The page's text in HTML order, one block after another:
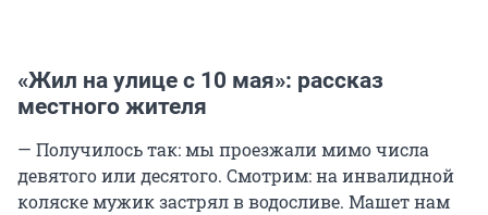
«Жил на улице с 10 мая»: рассказ
местного жителя
— Получилось так: мы проезжали мимо числа
девятого или десятого. Смотрим: на инвалидной
коляске мужик застрял в водосливе. Машет нам